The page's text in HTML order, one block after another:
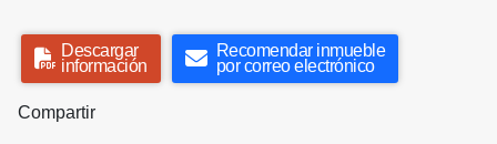
Descargar
información
Recomendar inmueble
por correo electrónico
Compartir